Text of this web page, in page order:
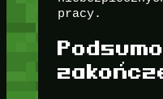
pracy.